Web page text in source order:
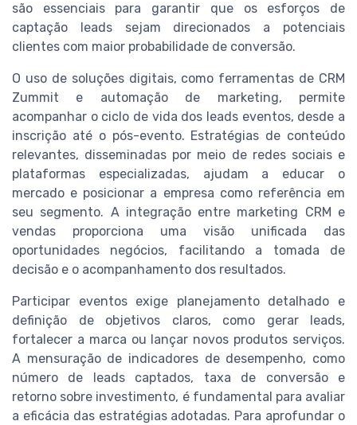
são essenciais para garantir que os esforços de
captação leads sejam direcionados a potenciais
clientes com maior probabilidade de conversão.
O uso de soluções digitais, como ferramentas de CRM
Zummit e automação de marketing, permite
acompanhar o ciclo de vida dos leads eventos, desde a
inscrição até o pós-evento. Estratégias de conteúdo
relevantes, disseminadas por meio de redes sociais e
plataformas especializadas, ajudam a educar o
mercado e posicionar a empresa como referência em
seu segmento. A integração entre marketing CRM e
vendas proporciona uma visão unificada das
oportunidades negócios, facilitando a tomada de
decisão e o acompanhamento dos resultados.
Participar eventos exige planejamento detalhado e
definição de objetivos claros, como gerar leads,
fortalecer a marca ou lançar novos produtos serviços.
A mensuração de indicadores de desempenho, como
número de leads captados, taxa de conversão e
retorno sobre investimento, é fundamental para avaliar
a eficácia das estratégias adotadas. Para aprofundar o